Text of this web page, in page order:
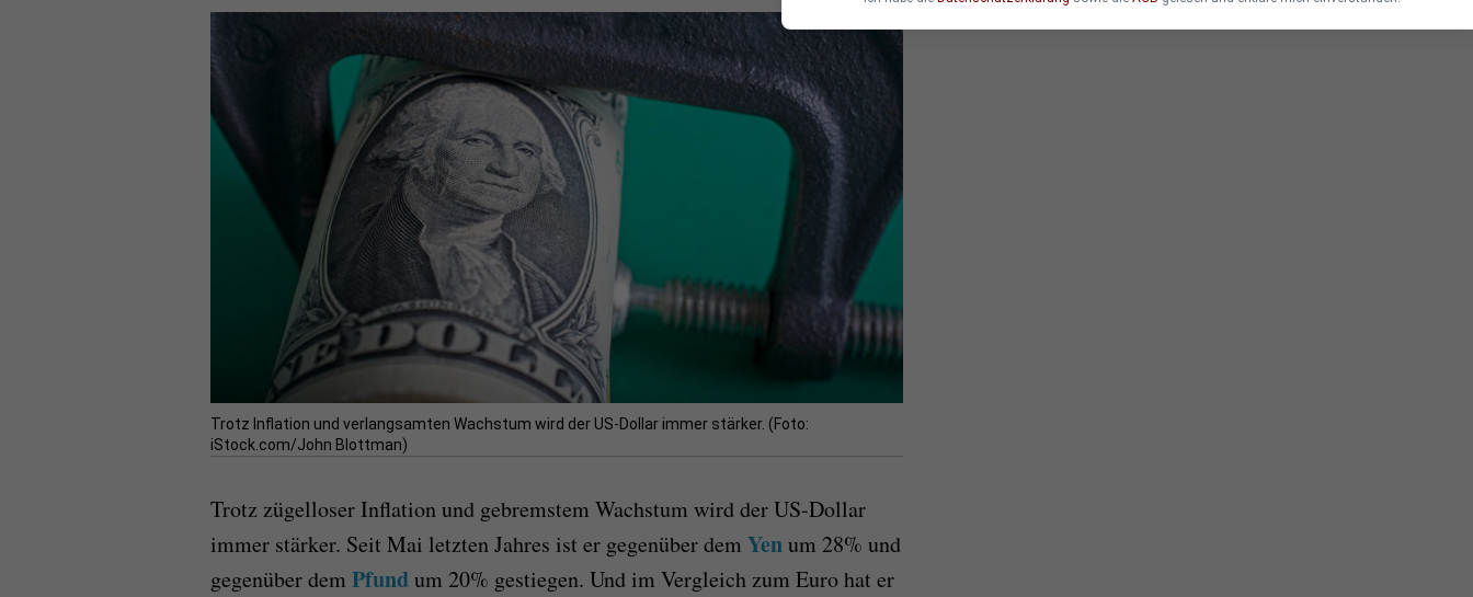
Trotz Inflation und verlangsamten Wachstum wird der US-Dollar immer stärker. (Foto:
iStock.com/John Blottman)
Trotz zügelloser Inflation und gebremstem Wachstum wird der US-Dollar
immer stärker. Seit Mai letzten Jahres ist er gegenüber dem Yenum 28% und
gegenüber dem Pfundum 20% gestiegen. Und im Vergleich zum Euro hat er